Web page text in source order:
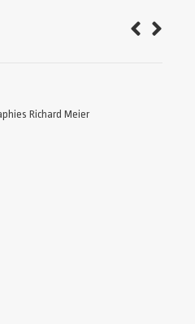
Richard Meier